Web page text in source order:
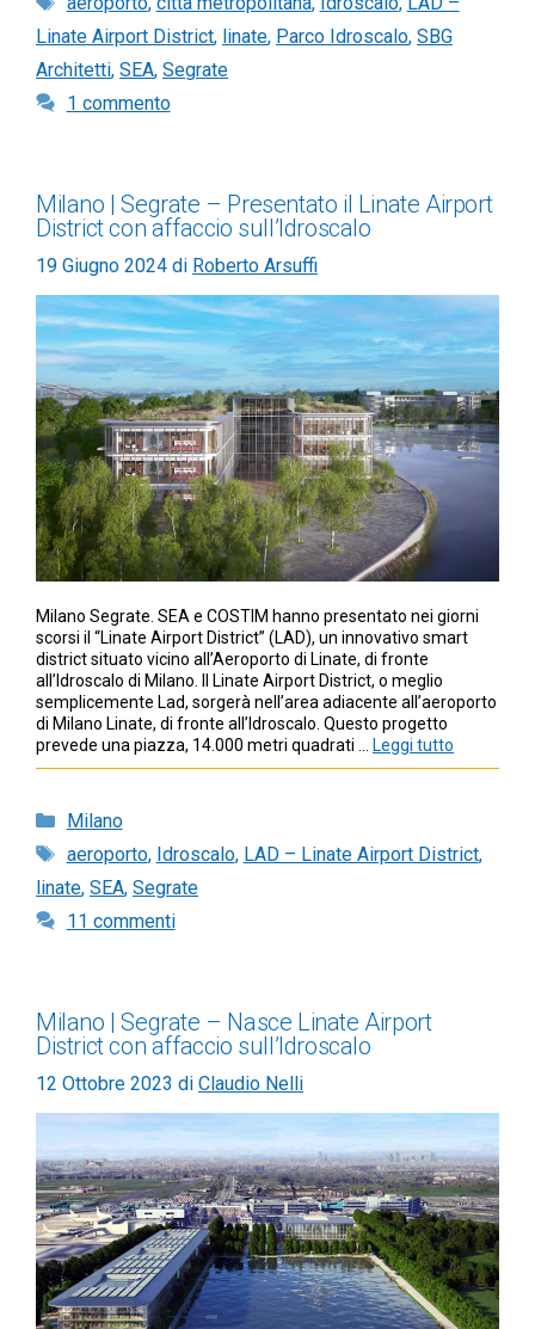
Linate Airport District, linate, Parco Idroscalo, SBG
Architetti, SEA, Segrate
1 commento
Milano | Segrate – Presentato il Linate Airport
District con affaccio sull’Idroscalo
19 Giugno 2024 di Roberto Arsuffi
Milano Segrate. SEA e COSTIM hanno presentato nei giorni
scorsi il “Linate Airport District” (LAD), un innovativo smart
district situato vicino all’Aeroporto di Linate, di fronte
all’Idroscalo di Milano. Il Linate Airport District, o meglio
semplicemente Lad, sorgerà nell’area adiacente all’aeroporto
di Milano Linate, di fronte all’Idroscalo. Questo progetto
prevede una piazza, 14.000 metri quadrati …
Leggi tutto
Categorie
Milano
Tag
aeroporto, Idroscalo, LAD – Linate Airport District,
linate, SEA, Segrate
11 commenti
Milano | Segrate – Nasce Linate Airport
District con affaccio sull’Idroscalo
12 Ottobre 2023 di Claudio Nelli